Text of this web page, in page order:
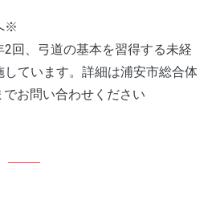
※
回、弓道の基本を習得する未経
ています。詳細は浦安市総合体
お問い合わせください